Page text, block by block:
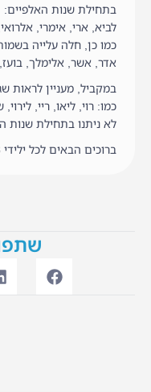
בתחילת שנות האלפיים:
לביא, ארי, אימרי,
כמו כן, חלה עלייה
אדר, אשר, אלימלך,
במקביל, מעניין לראות
כמו: רוי, ליאו, ריי,
לא ניתנו בתחילת שנות
ברוכים הבאים לכל ילידי 2018…